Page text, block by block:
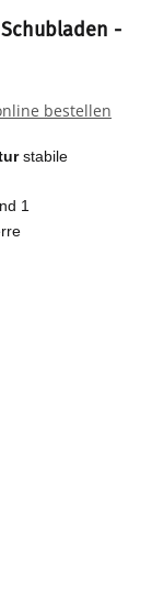
-
bestellen
stabile
1
in